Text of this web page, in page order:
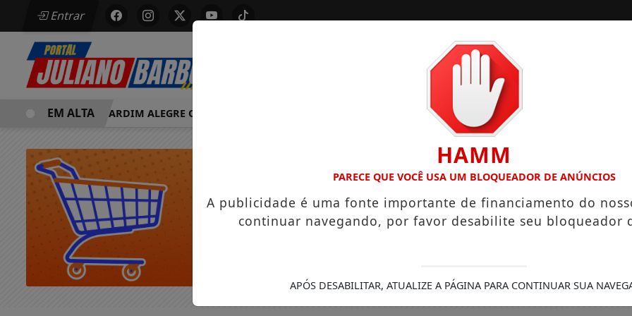
Entrar
INÍCIO
MORRE EM JARDIM ALEGRE OSVALDO PEDRO DOS SANTOS, O “NEGUINHO DA COXINHA”, QUE VIRALIZOU COM FRASE
EM ALTA
HAMM
PARECE QUE VOCÊ USA UM BLOQUEADOR DE ANÚNCIOS
A publicidade é uma fonte importante de financiamento do
continuar navegando, por favor desabilite seu bloqueador
APÓS DESABILITAR, ATUALIZE A PÁGINA PARA CONTINUAR SUA